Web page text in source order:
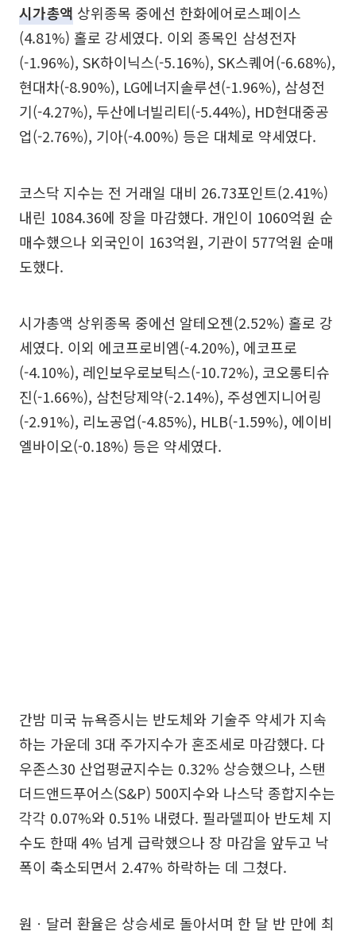
시가총액 상위종목 중에선 한화에어로스페이스
(4.81%) 홀로 강세였다. 이외 종목인 삼성전자
(-1.96%), SK하이닉스(-5.16%), SK스퀘어(-6.68%),
현대차(-8.90%), LG에너지솔루션(-1.96%), 삼성전
기(-4.27%), 두산에너빌리티(-5.44%), HD현대중공
업(-2.76%), 기아(-4.00%) 등은 대체로 약세였다.
코스닥 지수는 전 거래일 대비 26.73포인트(2.41%)
내린 1084.36에 장을 마감했다. 개인이 1060억원 순
매수했으나 외국인이 163억원, 기관이 577억원 순매
도했다.
시가총액 상위종목 중에선 알테오젠(2.52%) 홀로 강
세였다. 이외 에코프로비엠(-4.20%), 에코프로
(-4.10%), 레인보우로보틱스(-10.72%), 코오롱티슈
진(-1.66%), 삼천당제약(-2.14%), 주성엔지니어링
(-2.91%), 리노공업(-4.85%), HLB(-1.59%), 에이비
엘바이오(-0.18%) 등은 약세였다.
간밤 미국 뉴욕증시는 반도체와 기술주 약세가 지속
하는 가운데 3대 주가지수가 혼조세로 마감했다. 다
우존스30 산업평균지수는 0.32% 상승했으나, 스탠
더드앤드푸어스(S&P) 500지수와 나스닥 종합지수는
각각 0.07%와 0.51% 내렸다. 필라델피아 반도체 지
수도 한때 4% 넘게 급락했으나 장 마감을 앞두고 낙
폭이 축소되면서 2.47% 하락하는 데 그쳤다.
원ㆍ달러 환율은 상승세로 돌아서며 한 달 반 만에 최